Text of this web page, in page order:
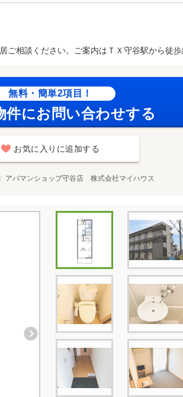
ご相談ください。ご案内はＴＸ守谷駅から徒
無料・簡単2項目！
件にお問い合わせする
お気に入りに追加する
アパマンショップ守谷店 株式会社マイハウス